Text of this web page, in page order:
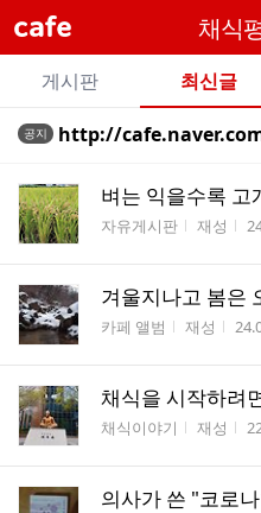
cafe 채식
카
페
메
뉴
게시판 최신글
전
글
트
공지 http://cafe.naver.com/
벼는 익을수록 고
게시판명
자유게시판 작성자
재성
겨울지나고 봄은
게시판명
카페 앨범 작성자
재성 작
채식을 시작하려
게시판명
채식이야기 작성자
재성
의사가 쓴 "코로